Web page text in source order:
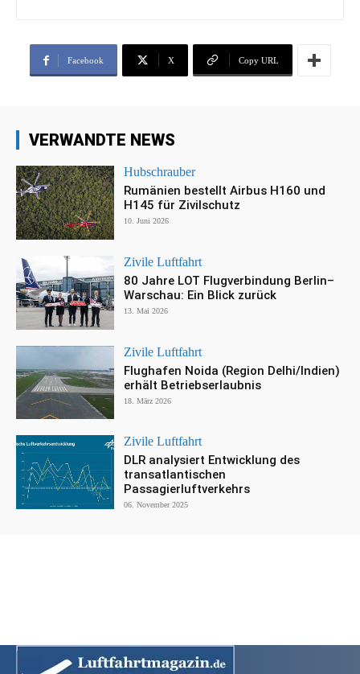
Facebook X Copy URL
VERWANDTE NEWS
Hubschrauber
Rumänien bestellt Airbus H160 und
H145 für Zivilschutz
10. Juni 2026
Zivile Luftfahrt
80 Jahre LOT Flugverbindung Berlin–
Warschau: Ein Blick zurück
13. Mai 2026
Zivile Luftfahrt
Flughafen Noida (Region Delhi/Indien)
erhält Betriebserlaubnis
18. März 2026
Zivile Luftfahrt
DLR analysiert Entwicklung des
transatlantischen
Passagierluftverkehrs
06. November 2025